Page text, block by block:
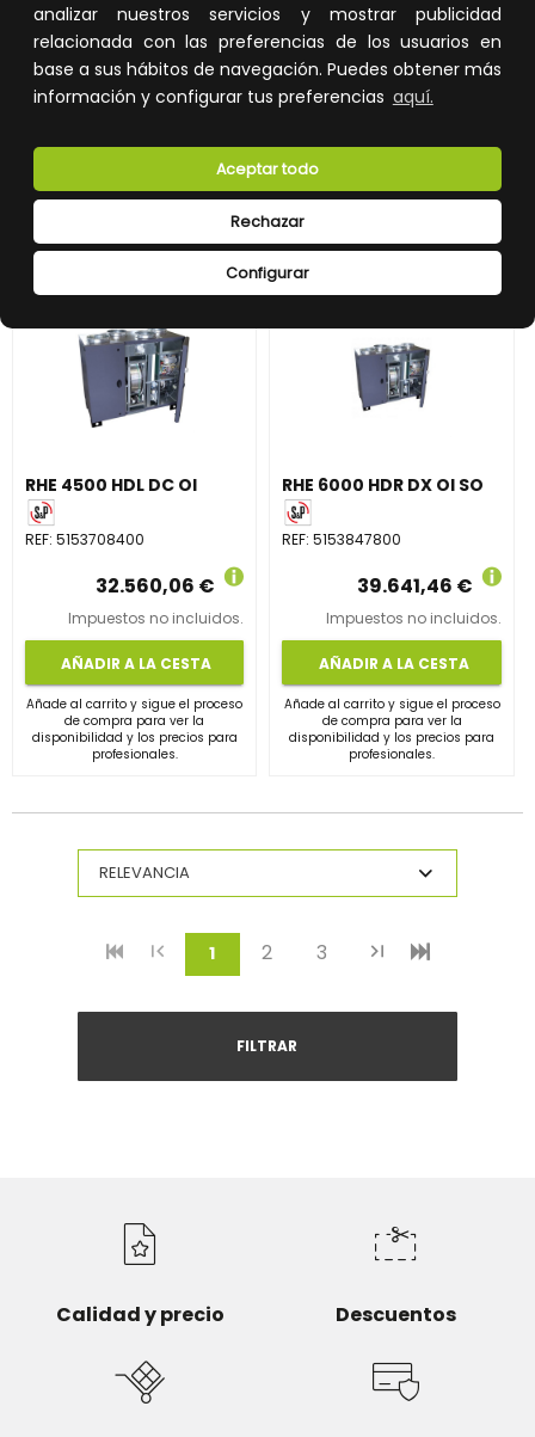
analizar nuestros servicios y mostrar publicidad
relacionada con las preferencias de los usuarios en
base a sus hábitos de navegación. Puedes obtener más
información y configurar tus preferencias aquí.
Configurar
Rechazar
Aceptar todo
18.806,26 €
Impuestos no incluidos.
AÑADIR A LA CESTA
Añade al carrito y sigue el proceso
disponibilidad y los precios para
profesionales.
48.165,12 €
Impuestos no incluidos.
AÑADIR A LA CESTA
Añade al carrito y sigue el proceso
profesionales.
RHE 4500 HDL DC OI
REF: 5153708400
32.560,06 €
Impuestos no incluidos.
AÑADIR A LA CESTA
Añade al carrito y sigue el proceso
de compra para ver la
disponibilidad y los precios para
profesionales.
RHE 6000 HDR DX OI SO
REF:5153847800
39.641,46 €
Impuestos no incluidos.
AÑADIR A LA CESTA
Añade al carrito y sigue el proceso
de compra para ver la
disponibilidad y los precios para
profesionales.
1(current)
2 3
FILTRAR
Calidad y precio Descuentos